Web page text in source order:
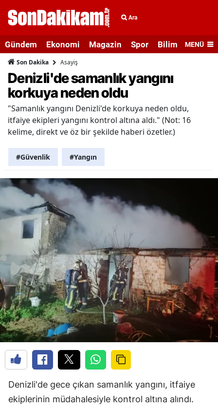
Ara
Gündem Ekonomi Magazin Spor Bilim veMENÜ
Son Dakika Asayiş
Denizli'de samanlık yangını
korkuya neden oldu
"Samanlık yangını Denizli'de korkuya neden oldu,
itfaiye ekipleri yangını kontrol altına aldı." (Not: 16
kelime, direkt ve öz bir şekilde haberi özetler.)
#Güvenlik #Yangın
Denizli'de gece çıkan samanlık yangını, itfaiye
ekiplerinin müdahalesiyle kontrol altına alındı.